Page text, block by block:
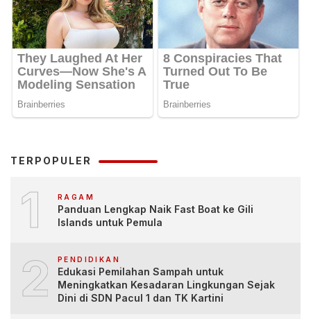
TERPOPULER
1 RAGAM
Panduan Lengkap Naik Fast Boat ke Gili
Islands untuk Pemula
2 PENDIDIKAN
Edukasi Pemilahan Sampah untuk
Meningkatkan Kesadaran Lingkungan Sejak
Dini di SDN Pacul 1 dan TK Kartini